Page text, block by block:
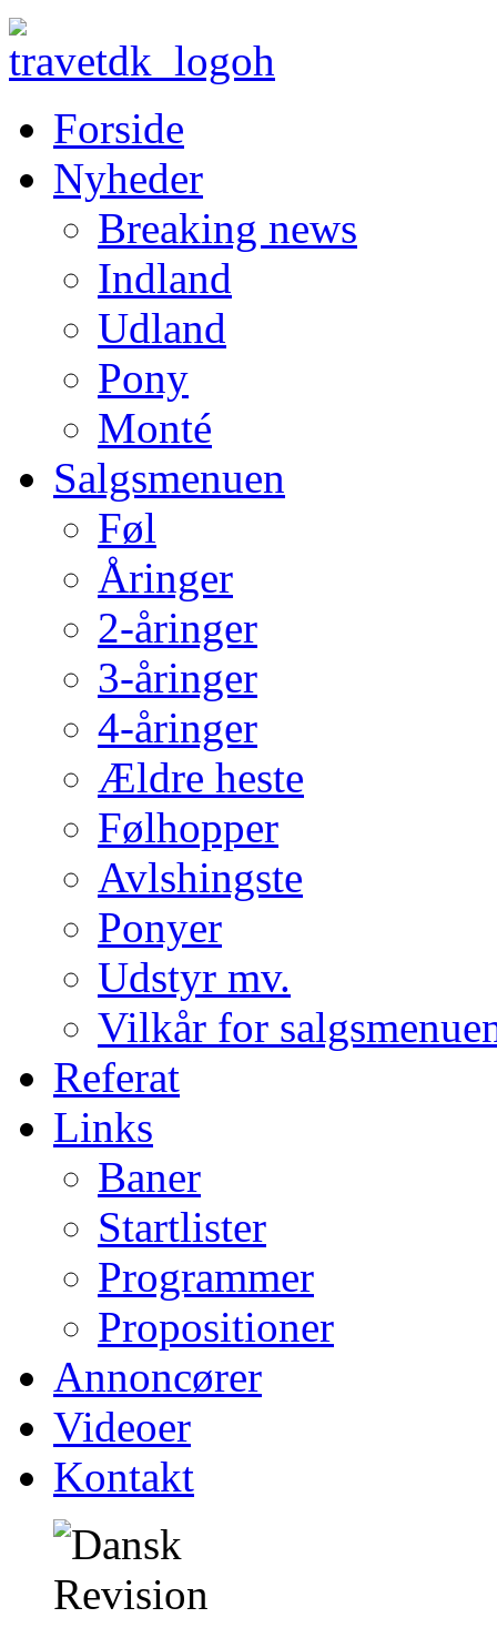
Forside
Nyheder
Breaking news
Indland
Udland
Pony
Monté
Salgsmenuen
Føl
Åringer
2-åringer
3-åringer
4-åringer
Ældre heste
Følhopper
Avlshingste
Ponyer
Udstyr mv.
Vilkår for
Referat
Links
Baner
Startlister
Programmer
Propositioner
Annoncører
Videoer
Kontakt